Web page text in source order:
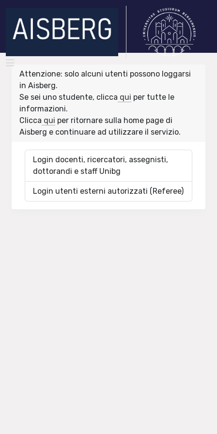
Attenzione: solo alcuni utenti possono loggarsi
in Aisberg.
Se sei uno studente, clicca qui per tutte le
informazioni.
Clicca qui per ritornare sulla home page di
Aisberg e continuare ad utilizzare il servizio.
Login docenti, ricercatori, assegnisti,
dottorandi e staff Unibg
Login utenti esterni autorizzati (Referee)